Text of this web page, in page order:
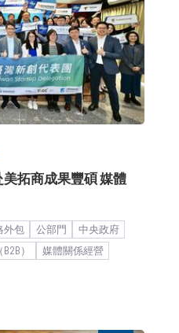
美拓商成果豐碩 媒體
外包 公部門
中央政府
）
媒體關係經營